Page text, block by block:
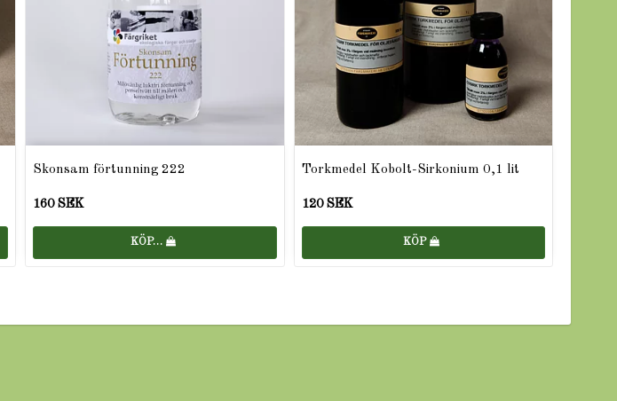
Skonsam förtunning 222
160 SEK
KÖP…
Torkmedel Kobolt-Sirkonium 0,1 lit
120 SEK
KÖP